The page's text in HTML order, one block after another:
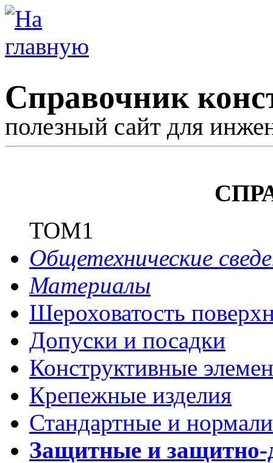
Справочник
полезный сайт для
ТОМ1
Общетехнические
Материалы
Шероховатость
Допуски и посадки
Конструктивные
Крепежные изделия
Стандартные и
Защитные и защитно-